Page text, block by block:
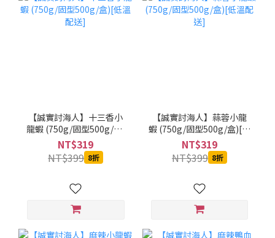
【誠實討海人】十三香小
龍蝦 (750g/固型500g/盒)
[低溫配送]
NT$319
NT$399 8折
【誠實討海人】蒜蓉小龍
蝦 (750g/固型500g/盒)[低
溫配送]
NT$319
NT$399 8折